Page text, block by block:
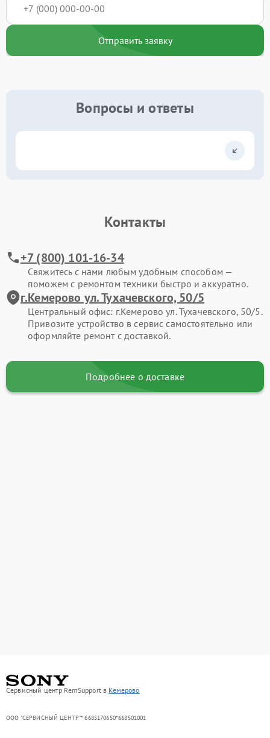
Отправить заявку
Вопросы и ответы
Контакты
+7 (800) 101-16-34
Свяжитесь с нами любым удобным способом —
поможем с ремонтом техники быстро и аккуратно.
г.Кемерово ул. Тухачевского, 50/5
Центральный офис: г.Кемерово ул. Тухачевского, 50/5.
Привозите устройство в сервис самостоятельно или
оформляйте ремонт с доставкой.
Подробнее о доставке
Сервисный центр RemSupport в Кемерово
ООО "СЕРВИСНЫЙ ЦЕНТР"* 6685170650*668501001